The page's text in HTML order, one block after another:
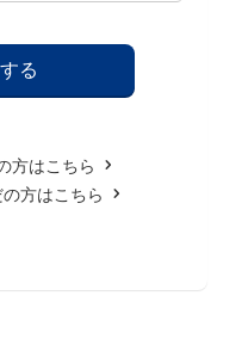
方はこちら
方はこちら